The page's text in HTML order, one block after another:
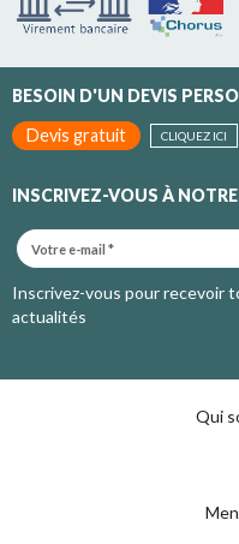
BESOIN D'UN DEVIS
Devis gratuit
CLIQUEZ ICI
INSCRIVEZ-VOUS À
Inscrivez-vous pour recevoir
actualités
Qui